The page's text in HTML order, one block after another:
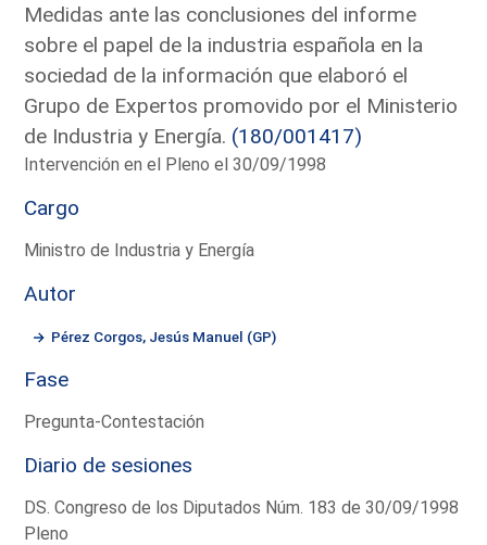
Medidas ante las conclusiones del informe
sobre el papel de la industria española en la
sociedad de la información que elaboró el
Grupo de Expertos promovido por el Ministerio
de Industria y Energía. (180/001417)
Intervención en el Pleno el 30/09/1998
Cargo
Ministro de Industria y Energía
Autor
Pérez Corgos, Jesús Manuel (GP)
Fase
Pregunta-Contestación
Diario de sesiones
DS. Congreso de los Diputados Núm. 183 de 30/09/1998
Pleno